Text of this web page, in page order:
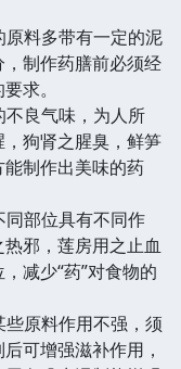
料多带有一定的泥
制作药膳前必须经
求。
良气味，为人所
狗肾之腥臭，鲜笋
制作出美味的药
部位具有不同作
邪，莲房用之止血
减少“药”对食物的
原料作用不强，须
可增强滋补作用，